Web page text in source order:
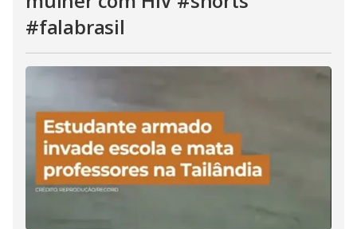
#falabrasil